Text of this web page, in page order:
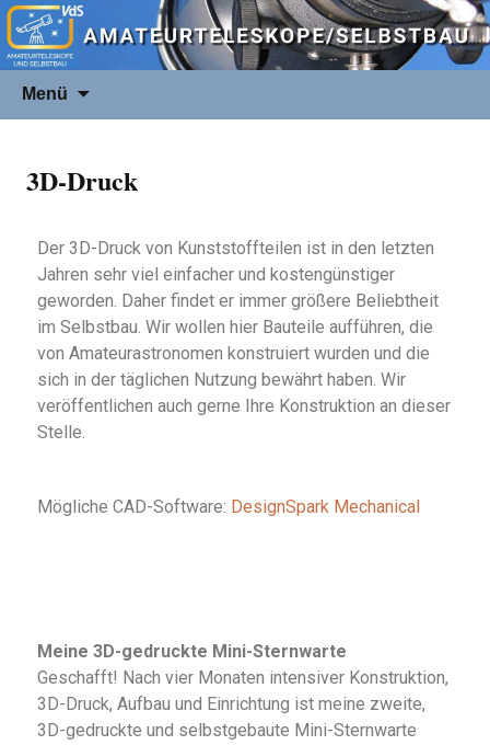
Menü
3D-Druck
Der 3D-Druck von Kunststoffteilen ist in den letzten
Jahren sehr viel einfacher und kostengünstiger
geworden. Daher findet er immer größere Beliebtheit
im Selbstbau. Wir wollen hier Bauteile aufführen, die
von Amateurastronomen konstruiert wurden und die
sich in der täglichen Nutzung bewährt haben. Wir
veröffentlichen auch gerne Ihre Konstruktion an dieser
Stelle.
Mögliche CAD-Software: DesignSpark Mechanical
Meine 3D-gedruckte Mini-Sternwarte
Geschafft! Nach vier Monaten intensiver Konstruktion,
3D-Druck, Aufbau und Einrichtung ist meine zweite,
3D-gedruckte und selbstgebaute Mini-Sternwarte